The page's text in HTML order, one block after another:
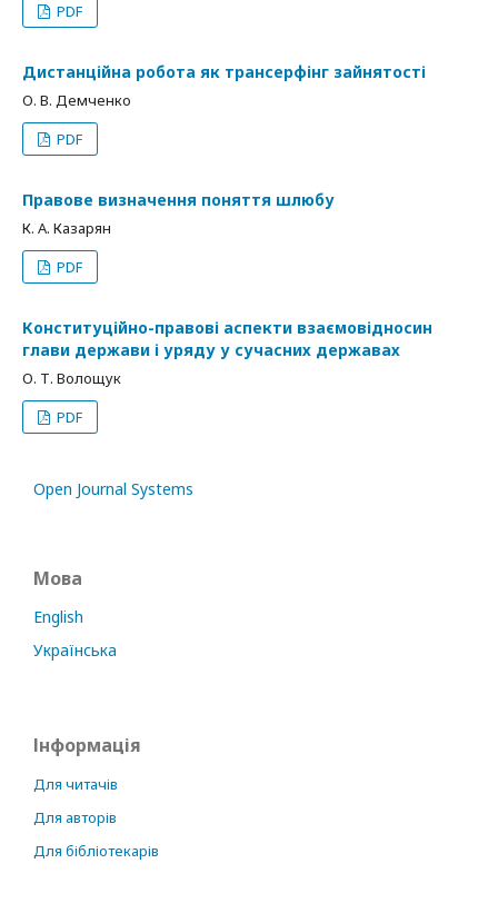
PDF
Дистанційна робота як трансерфінг зайнятості
О. В. Демченко
PDF
Правове визначення поняття шлюбу
К. А. Казарян
PDF
Конституційно-правові аспекти взаємовідносин
глави держави і уряду у сучасних державах
О. Т. Волощук
PDF
Open Journal Systems
Мова
English
Українська
Інформація
Для читачів
Для авторів
Для бібліотекарів